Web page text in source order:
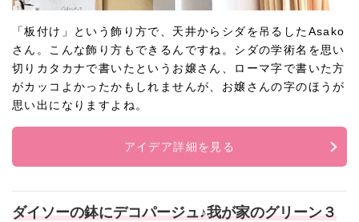
「板付け」という飾り方で、天井からシダを吊るしたAsako
さん。こんな飾り方もできるんですね。シダの学術名を思い
切りカタカナで書いたというお嬢さん、ローマ字で書いた方
がカッコよかったかもしれませんが、お嬢さんの字のほうが
思い出になりますよね。
アイデア詳細を見る
ダイソーの鉢にデコパージュ♪我が家のグリーン３